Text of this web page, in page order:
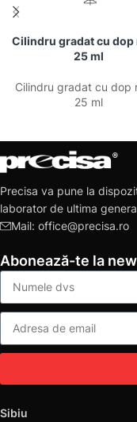
Cilindru gradat cu dop
25 ml
Cilindru gradat cu dop
25 ml
Precisa va pune la
laborator de ultima
Mail: office@precisa.ro
Abonează-te la
Sibiu